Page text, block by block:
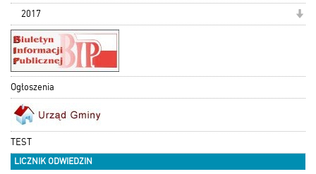
2017
Ogłoszenia
TEST
LICZNIK ODWIEDZIN